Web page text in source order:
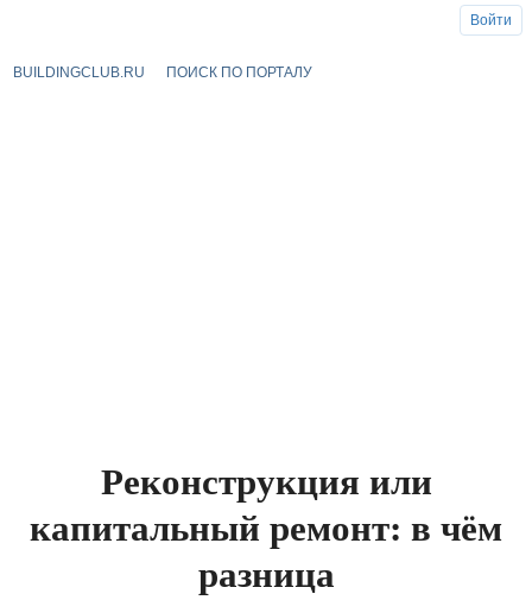
BUILDINGCLUB.RU ПОИСК ПО ПОРТАЛУ
Реконструкция или
капитальный ремонт: в чём
разница
Войти